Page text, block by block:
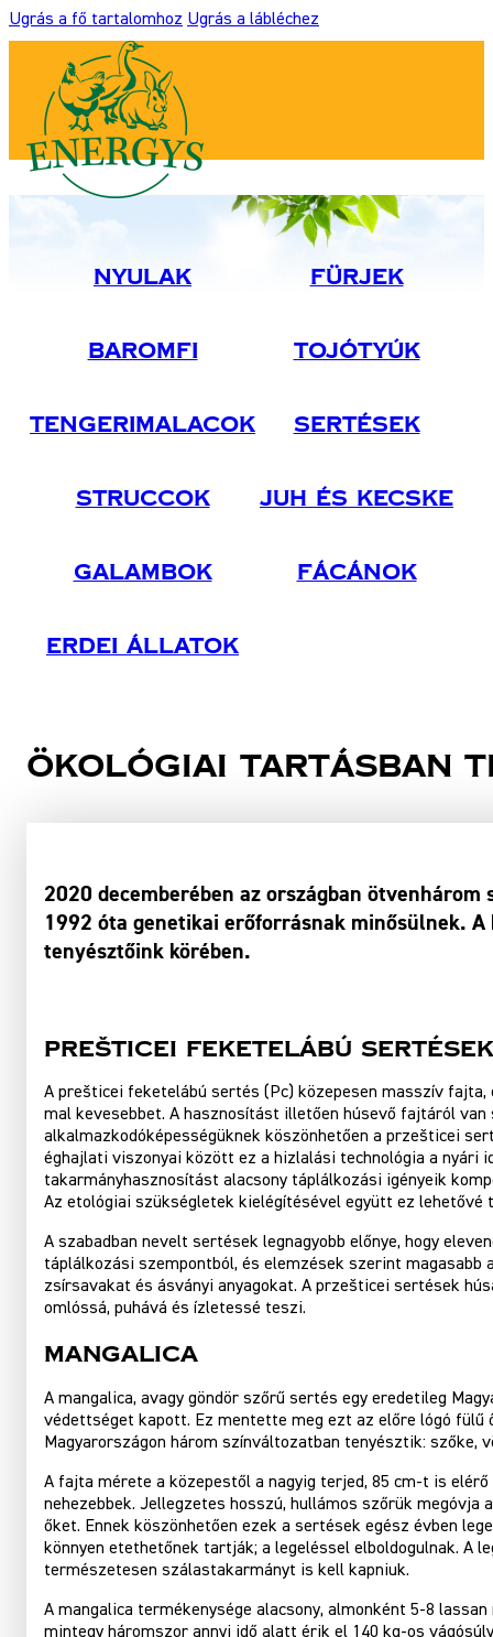
Ugrás a fő tartalomhoz Ugrás a lábléchez
Nyulak Fürjek
Baromfi Tojótyúk
Tengerimalacok Sertések
Struccok Juh És Kecske
Galambok Fácánok
Erdei Állatok
Ökológiai tartásban
2020 decemberében az országban
1992 óta genetikai erőforrásnak minősülnek.
tenyésztőink körében.
Prešticei feketelábú sertések
A prešticei feketelábú sertés (Pc) közepesen masszív
mal kevesebbet. A hasznosítást illetően húsevő fajtáról
alkalmazkodóképességüknek köszönhetően a przešticei
éghajlati viszonyai között ez a hizlalási technológia a nyári
takarmányhasznosítást alacsony táplálkozási igényeik
Az etológiai szükségletek kielégítésével együtt ez
A szabadban nevelt sertések legnagyobb előnye, hogy
táplálkozási szempontból, és elemzések szerint
zsírsavakat és ásványi anyagokat. A przešticei sertések
omlóssá, puhává és ízletessé teszi.
Mangalica
A mangalica, avagy göndör szőrű sertés egy eredetileg
védettséget kapott. Ez mentette meg ezt az előre lógó
Magyarországon három színváltozatban tenyésztik: szőke,
A fajta mérete a közepestől a nagyig terjed, 85 cm-t is
nehezebbek. Jellegzetes hosszú, hullámos szőrük megóvja
őket. Ennek köszönhetően ezek a sertések egész évben
könnyen etethetőnek tartják; a legeléssel elboldogulnak. A
természetesen szálastakarmányt is kell kapniuk.
A mangalica termékenysége alacsony, almonként 5-8
mintegy háromszor annyi idő alatt érik el 140 kg-os